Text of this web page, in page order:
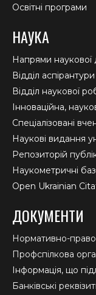
Освітні програми
НАУКА
Напрями наукової
Відділ
Відділ наукової
Інноваційна,
Спеціалізовані
Наукові видання
Репозиторій
Наукометричні
Open Ukrainian
ДОКУМЕНТИ
Нормативно-
Профспілкова
Інформація, що
Банківські